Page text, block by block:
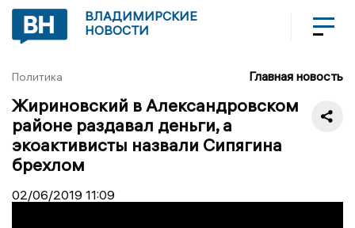
ВЛАДИМИРСКИЕ
НОВОСТИ
Политика Главная новость
Жириновский в Александровском
районе раздавал деньги, а
экоактивисты назвали Сипягина
брехлом
02/06/2019 11:09